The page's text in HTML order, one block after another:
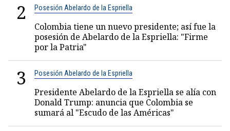
2 Posesión Abelardo de la Espriella
Colombia tiene un nuevo presidente; así fue la
posesión de Abelardo de la Espriella: "Firme
por la Patria"
3 Posesión Abelardo de la Espriella
Presidente Abelardo de la Espriella se alía con
Donald Trump: anuncia que Colombia se
sumará al "Escudo de las Américas"